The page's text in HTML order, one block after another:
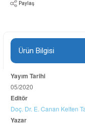
Paylaş
Ürün Bilgisi
Yayım Tarihi
05/2020
Editör
Doç. Dr. E. Canan Kelten
Yazar